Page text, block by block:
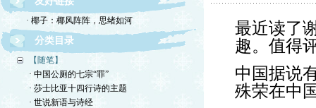
· 椰子：椰风阵阵，思绪如河
分类目录
【随笔】
· 中国公厕的七宗“罪”
· 莎士比亚十四行诗的主题
· 世说新语与诗经
最近读了
趣。值得
中国据说
殊荣在中